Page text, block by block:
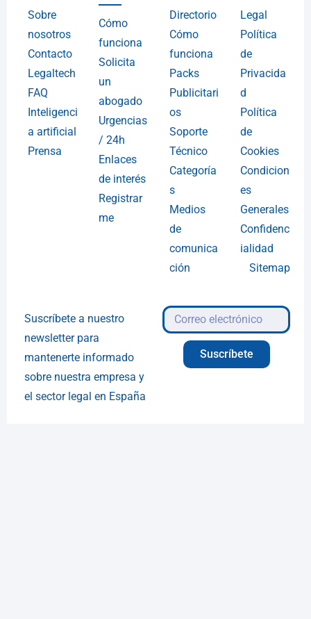
Sobre
nosotros
Contacto
Legaltech
FAQ
Inteligenci
a artificial
Prensa
Cómo
funciona
Solicita
un
abogado
Urgencias
/ 24h
Enlaces
de interés
Registrar
me
Directorio
Cómo
funciona
Packs
Publicitari
os
Soporte
Técnico
Categoría
s
Medios
de
comunica
ción
Legal
Política
de
Privacida
d
Política
de
Cookies
Condicion
es
Generales
Confidenc
ialidad
Sitemap
Suscríbete a nuestro
newsletter para
mantenerte informado
sobre nuestra empresa y
el sector legal en España
Suscríbete